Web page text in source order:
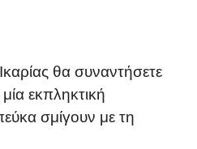
θα συναντήσετε
εκπληκτική
σμίγουν με τη